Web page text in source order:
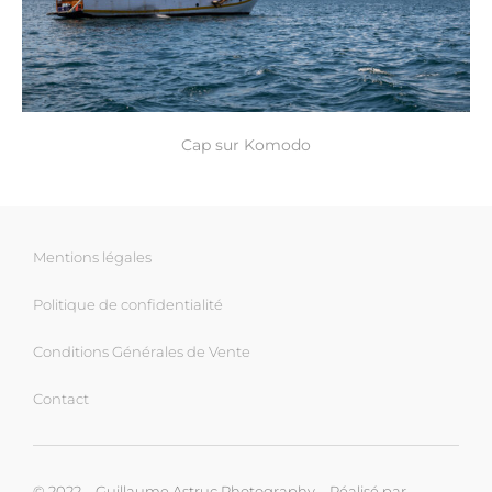
Cap sur Komodo
Mentions légales
Politique de confidentialité
Conditions Générales de Vente
Contact